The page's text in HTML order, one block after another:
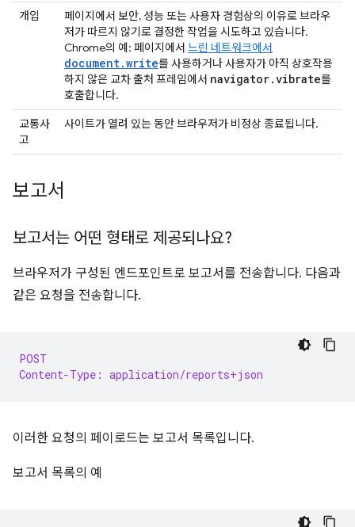
개입
페이지에서 보안, 성능 또는 사용자 경험상의 이유로 브라우
저가 따르지 않기로 결정한 작업을 시도하고 있습니다.
Chrome의 예: 페이지에서 느린 네트워크에서
document.write를 사용하거나 사용자가 아직 상호작용
하지 않은 교차 출처 프레임에서 navigator.vibrate를
호출합니다.
교통사
고
사이트가 열려 있는 동안 브라우저가 비정상 종료됩니다.
보고서
보고서는 어떤 형태로 제공되나요?
브라우저가 구성된 엔드포인트로 보고서를 전송합니다. 다음과
같은 요청을 전송합니다.
POST
Content-Type: application/reports+json
이러한 요청의 페이로드는 보고서 목록입니다.
보고서 목록의 예